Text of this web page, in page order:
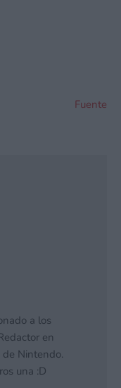
Fuente
a los
en
Nintendo.
una :D